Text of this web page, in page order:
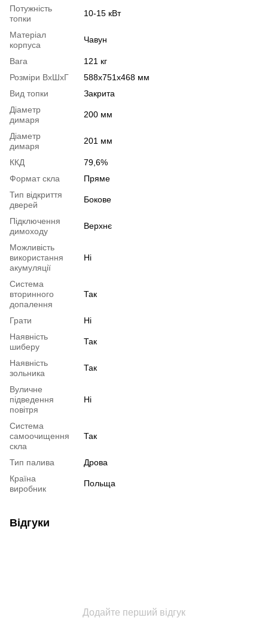
Потужність
топки
10-15 кВт
Матеріал
корпуса
Чавун
Вага
121 кг
Розміри ВхШхГ
588x751x468 мм
Вид топки
Закрита
Діаметр
димаря
200 мм
Діаметр
димаря
201 мм
ККД
79,6%
Формат скла
Пряме
Тип відкриття
дверей
Бокове
Підключення
димоходу
Верхнє
Можливість
використання
акумуляції
Ні
Система
вторинного
допалення
Так
Грати
Ні
Наявність
шиберу
Так
Наявність
зольника
Так
Вуличне
підведення
повітря
Ні
Система
самоочищення
скла
Так
Тип палива
Дрова
Країна
виробник
Польща
Відгуки
Додайте перший відгук